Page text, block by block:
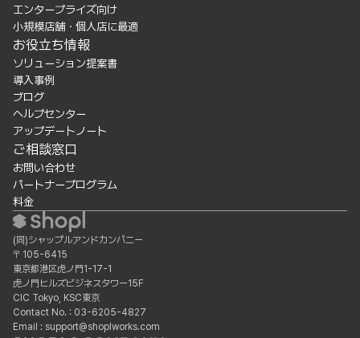
エンタープライズ向け
小規模店舗・個人店に最適
お役立ち情報
ソリューション提案書
導入事例
ブログ
ヘルプセンター
アップデートノート
ご相談窓口
お問い合わせ
パートナープログラム
料金
(同)シャップルアンドカンパニー
〒105-6415
東京都港区虎ノ門1-17-1
虎ノ門ヒルズビジネスタワー15F
CIC Tokyo, KSC東京
Contact No. : 03-6205-4827
Email : support@shoplworks.com